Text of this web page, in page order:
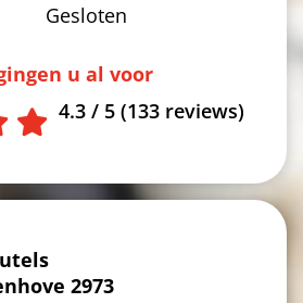
Gesloten
u al voor
4.3 / 5 (133 reviews)
2973